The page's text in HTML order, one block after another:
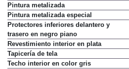
Pintura metalizada
Pintura metalizada especial
Protectores inferiores delantero y
trasero en negro piano
Revestimiento interior en plata
Tapicería de tela
Techo interior en color gris